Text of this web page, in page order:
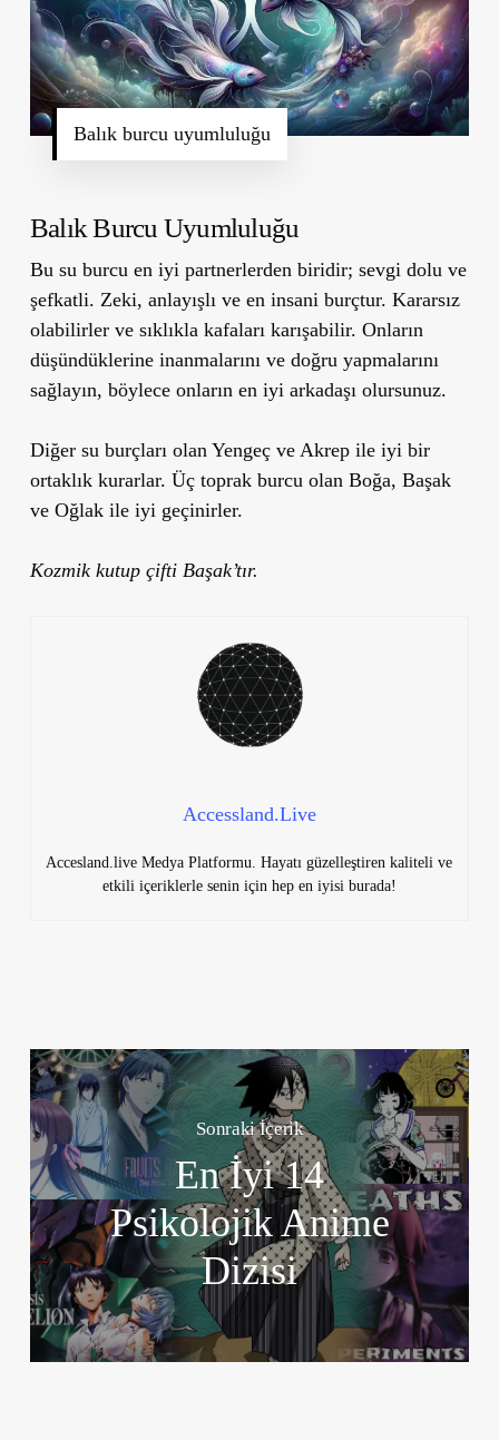
Balık burcu uyumluluğu
Balık Burcu Uyumluluğu
Bu su burcu en iyi partnerlerden biridir; sevgi dolu ve
şefkatli. Zeki, anlayışlı ve en insani burçtur. Kararsız
olabilirler ve sıklıkla kafaları karışabilir. Onların
düşündüklerine inanmalarını ve doğru yapmalarını
sağlayın, böylece onların en iyi arkadaşı olursunuz.
Diğer su burçları olan Yengeç ve Akrep ile iyi bir
ortaklık kurarlar. Üç toprak burcu olan Boğa, Başak
ve Oğlak ile iyi geçinirler.
Kozmik kutup çifti Başak’tır.
Accessland.Live
Accesland.live Medya Platformu. Hayatı güzelleştiren kaliteli ve
etkili içeriklerle senin için hep en iyisi burada!
Sonraki İçerik
En İyi 14
Psikolojik Anime
Dizisi